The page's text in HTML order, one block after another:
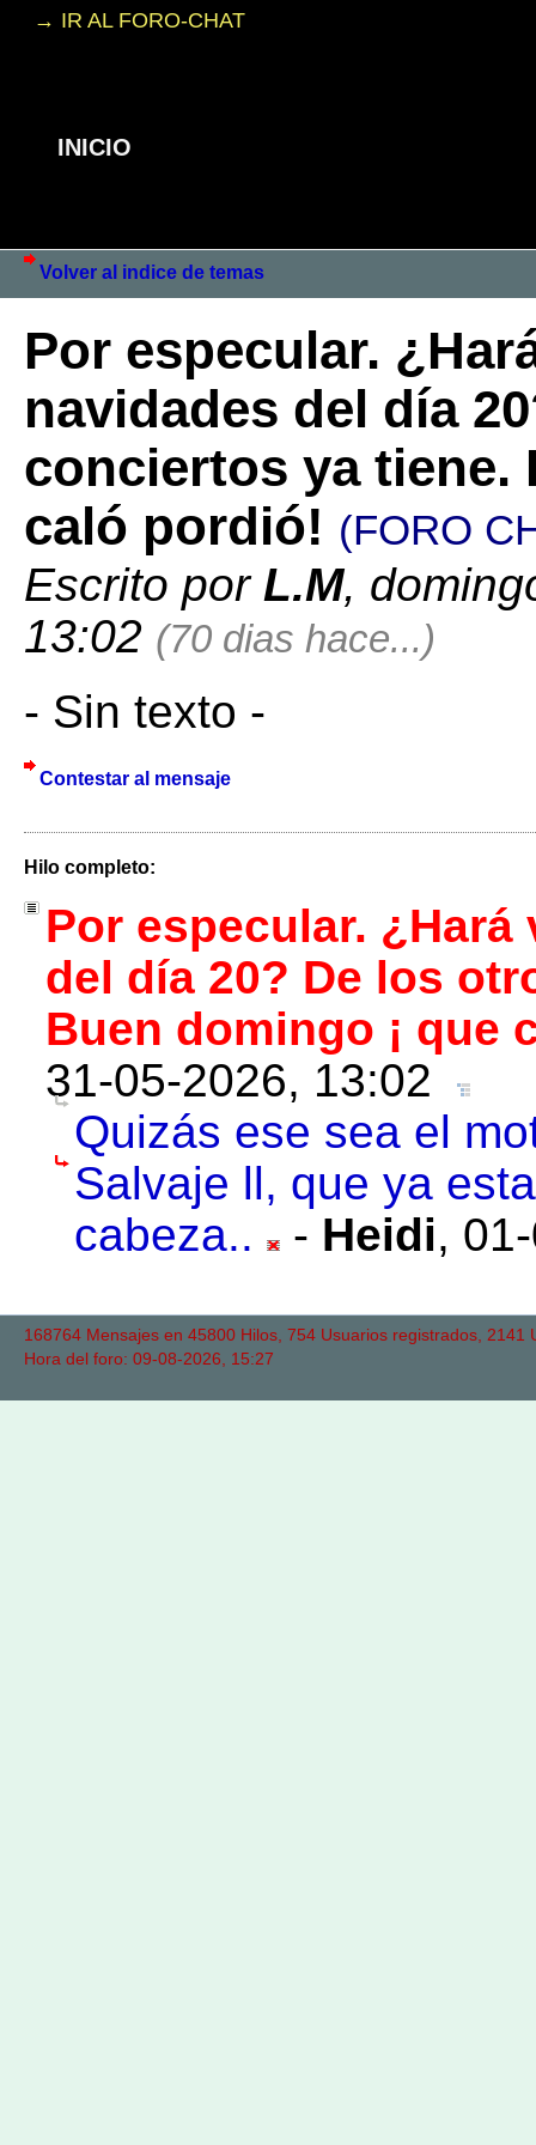
→ IR AL FORO-CHAT
INICIO
Volver al indice de temas
Por especular.
navidades del día
conciertos ya tiene.
caló pordió! (FORO
Escrito por L.M,
13:02 (70 dias hace...)
- Sin texto -
Contestar al mensaje
Hilo completo:
Por especular.
del día 20? De los
Buen domingo ¡ que
31-05-2026, 13:02
Quizás ese sea el
Salvaje ll, que ya
cabeza..
- Heidi,
168764 Mensajes en 45800 Hilos, 754 Usuarios registrados,
Hora del foro: 09-08-2026, 15:27